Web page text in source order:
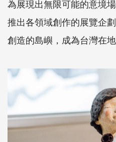
為展現出無限可能的意境
推出各領域創作的展覽企
創造的島嶼，成為台灣在